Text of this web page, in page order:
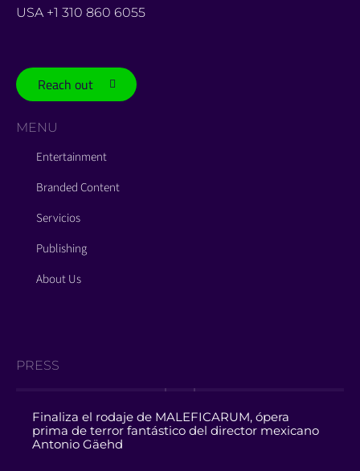
USA +1 310 860 6055
Reach out
MENU
Entertainment
Branded Content
Servicios
Publishing
About Us
PRESS
Finaliza el rodaje de MALEFICARUM, ópera
prima de terror fantástico del director mexicano
Antonio Gäehd